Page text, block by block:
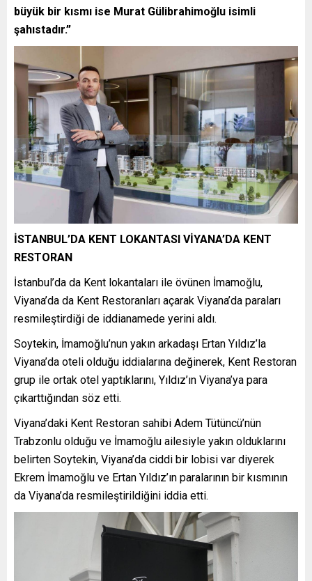
büyük bir kısmı ise Murat Gülibrahimoğlu isimli
şahıstadır.”
İSTANBUL’DA KENT LOKANTASI VİYANA’DA KENT
RESTORAN
İstanbul’da da Kent lokantaları ile övünen İmamoğlu,
Viyana’da da Kent Restoranları açarak Viyana’da paraları
resmileştirdiği de iddianamede yerini aldı.
Soytekin, İmamoğlu’nun yakın arkadaşı Ertan Yıldız’la
Viyana’da oteli olduğu iddialarına değinerek, Kent Restoran
grup ile ortak otel yaptıklarını, Yıldız’ın Viyana’ya para
çıkarttığından söz etti.
Viyana’daki Kent Restoran sahibi Adem Tütüncü’nün
Trabzonlu olduğu ve İmamoğlu ailesiyle yakın olduklarını
belirten Soytekin, Viyana’da ciddi bir lobisi var diyerek
Ekrem İmamoğlu ve Ertan Yıldız’ın paralarının bir kısmının
da Viyana’da resmileştirildiğini iddia etti.